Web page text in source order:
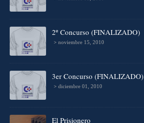
2º Concurso (FINALIZADO)
noviembre 15, 2010
3er Concurso (FINALIZADO)
diciembre 01, 2010
El Prisionero